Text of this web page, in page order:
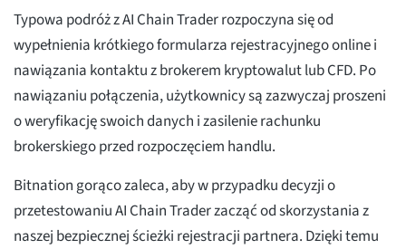
Typowa podróż z AI Chain Trader rozpoczyna się od
wypełnienia krótkiego formularza rejestracyjnego online i
nawiązania kontaktu z brokerem kryptowalut lub CFD. Po
nawiązaniu połączenia, użytkownicy są zazwyczaj proszeni
o weryfikację swoich danych i zasilenie rachunku
brokerskiego przed rozpoczęciem handlu.
Bitnation gorąco zaleca, aby w przypadku decyzji o
przetestowaniu AI Chain Trader zacząć od skorzystania z
naszej bezpiecznej ścieżki rejestracji partnera. Dzięki temu